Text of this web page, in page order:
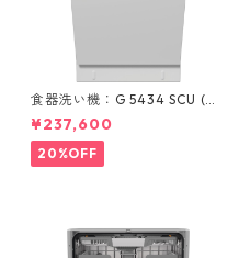
食器洗い機：G 5434 SCU (ホ
ワイト/45cm) ＊標準ドア装備
タイプ
¥237,600
20%OFF